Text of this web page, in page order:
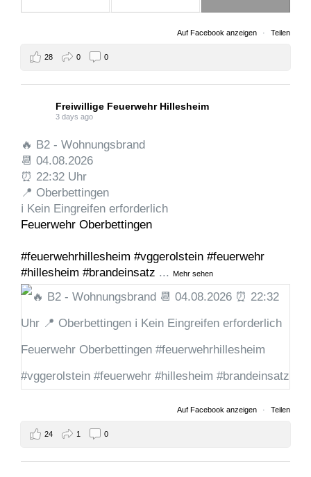
Auf Facebook anzeigen · Teilen
28 0 0
Freiwillige Feuerwehr Hillesheim
3 days ago
🔥 B2 - Wohnungsbrand
📆 04.08.2026
⏰ 22:32 Uhr
📍 Oberbettingen
ℹ️ Kein Eingreifen erforderlich
Feuerwehr Oberbettingen
#feuerwehrhillesheim #vggerolstein #feuerwehr
#hillesheim #brandeinsatz ... Mehr sehen
Auf Facebook anzeigen · Teilen
24 1 0